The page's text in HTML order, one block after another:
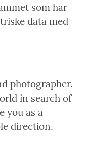
som har
data med
photographer.
in search of
you as a
direction.